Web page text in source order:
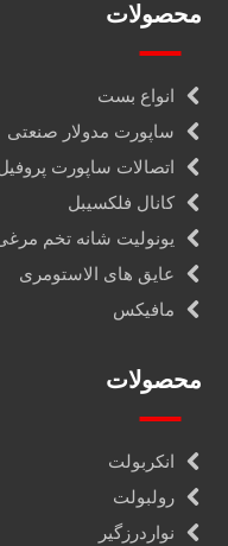
محصولات
انواع بست
ساپورت مدولار صنعتی
اتصالات ساپورت
کانال فلکسیبل
یونولیت شانه تخم
عایق های الاستومری
مافیکس
محصولات
انکربولت
رولبولت
نواردرزگیر